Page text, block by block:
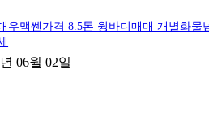
우맥쎈가격 8.5톤 윙바디매매 개별화물
06월 02일